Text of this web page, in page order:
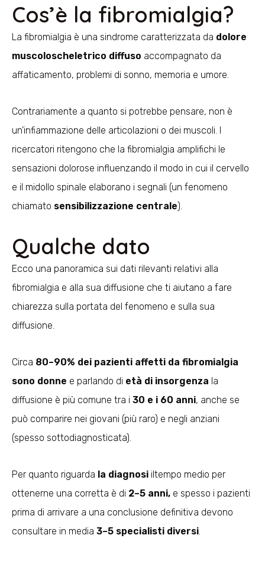
Cos’è la fibromialgia?
La fibromialgia è una sindrome caratterizzata da dolore
muscoloscheletrico diffuso accompagnato da
affaticamento, problemi di sonno, memoria e umore.
Contrariamente a quanto si potrebbe pensare, non è
un’infiammazione delle articolazioni o dei muscoli. I
ricercatori ritengono che la fibromialgia amplifichi le
sensazioni dolorose influenzando il modo in cui il cervello
e il midollo spinale elaborano i segnali (un fenomeno
chiamato sensibilizzazione centrale).
Qualche dato
Ecco una panoramica sui dati rilevanti relativi alla
fibromialgia e alla sua diffusione che ti aiutano a fare
chiarezza sulla portata del fenomeno e sulla sua
diffusione.
Circa 80–90% dei pazienti affetti da fibromialgia
sono donne e parlando di età di insorgenza la
diffusione è più comune tra i 30 e i 60 anni, anche se
può comparire nei giovani (più raro) e negli anziani
(spesso sottodiagnosticata).
Per quanto riguarda la diagnosi iltempo medio per
ottenerne una corretta è di 2–5 anni, e spesso i pazienti
prima di arrivare a una conclusione definitiva devono
consultare in media 3–5 specialisti diversi